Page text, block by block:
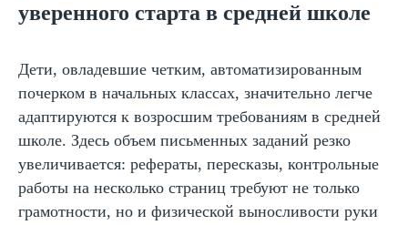
уверенного старта в средней школе
Дети, овладевшие четким, автоматизированным
почерком в начальных классах, значительно легче
адаптируются к возросшим требованиям в средней
школе. Здесь объем письменных заданий резко
увеличивается: рефераты, пересказы, контрольные
работы на несколько страниц требуют не только
грамотности, но и физической выносливости руки
Есть вопросы?
Мы поможем вам!